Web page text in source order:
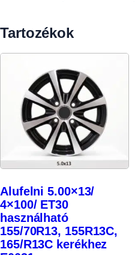
Tartozékok
Alufelni 5.00×13/
4×100/ ET30
használható
155/70R13, 155R13C,
165/R13C kerékhez